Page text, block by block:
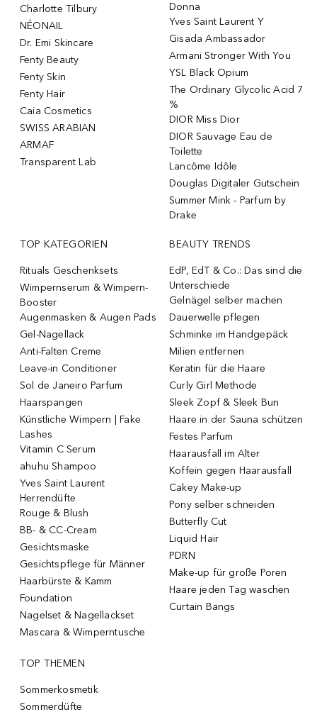
Charlotte Tilbury
NÉONAIL
Dr. Emi Skincare
Fenty Beauty
Fenty Skin
Fenty Hair
Caia Cosmetics
SWISS ARABIAN
ARMAF
Transparent Lab
Donna
Yves Saint Laurent Y
Gisada Ambassador
Armani Stronger With You
YSL Black Opium
The Ordinary Glycolic Acid 7
%
DIOR Miss Dior
DIOR Sauvage Eau de
Toilette
Lancôme Idôle
Douglas Digitaler Gutschein
Summer Mink - Parfum by
Drake
TOP KATEGORIEN
Rituals Geschenksets
Wimpernserum & Wimpern-
Booster
Augenmasken & Augen Pads
Gel-Nagellack
Anti-Falten Creme
Leave-in Conditioner
Sol de Janeiro Parfum
Haarspangen
Künstliche Wimpern | Fake
Lashes
Vitamin C Serum
ahuhu Shampoo
Yves Saint Laurent
Herrendüfte
Rouge & Blush
BB- & CC-Cream
Gesichtsmaske
Gesichtspflege für Männer
Haarbürste & Kamm
Foundation
Nagelset & Nagellackset
Mascara & Wimperntusche
BEAUTY TRENDS
EdP, EdT & Co.: Das sind die
Unterschiede
Gelnägel selber machen
Dauerwelle pflegen
Schminke im Handgepäck
Milien entfernen
Keratin für die Haare
Curly Girl Methode
Sleek Zopf & Sleek Bun
Haare in der Sauna schützen
Festes Parfum
Haarausfall im Alter
Koffein gegen Haarausfall
Cakey Make-up
Pony selber schneiden
Butterfly Cut
Liquid Hair
PDRN
Make-up für große Poren
Haare jeden Tag waschen
Curtain Bangs
TOP THEMEN
Sommerkosmetik
Sommerdüfte